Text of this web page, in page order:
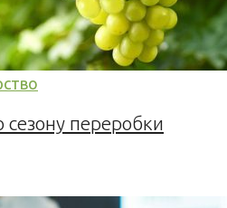
сезону переробки